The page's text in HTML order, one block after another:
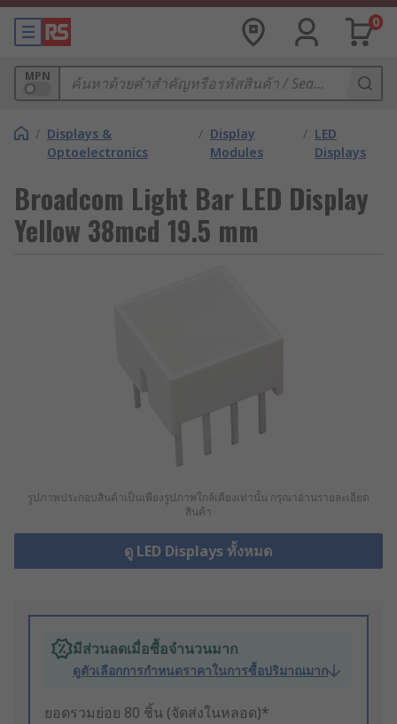
0
MPN
/ Displays &
Optoelectronics
/ Display
Modules
/ LED
Displays
Broadcom Light Bar LED Display
Yellow 38mcd 19.5 mm
รูปภาพประกอบสินค้าเป็นเพียงรูปภาพใกล้เคียงเท่านั้น กรุณาอ่านรายละเอียด
สินค้า
ดู LED Displays ทั้งหมด
มีส่วนลดเมื่อซื้อจำนวนมาก
ดูตัวเลือกการกำหนดราคาในการซื้อปริมาณมาก
ยอดรวมย่อย 80 ชิ้น (จัดส่งในหลอด)*